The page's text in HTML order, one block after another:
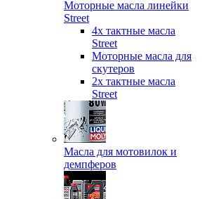
Моторные масла линейки
Street
4х тактные масла
Street
Моторные масла для
скутеров
2х тактные масла
Street
Масла для мотовилок и
демпферов